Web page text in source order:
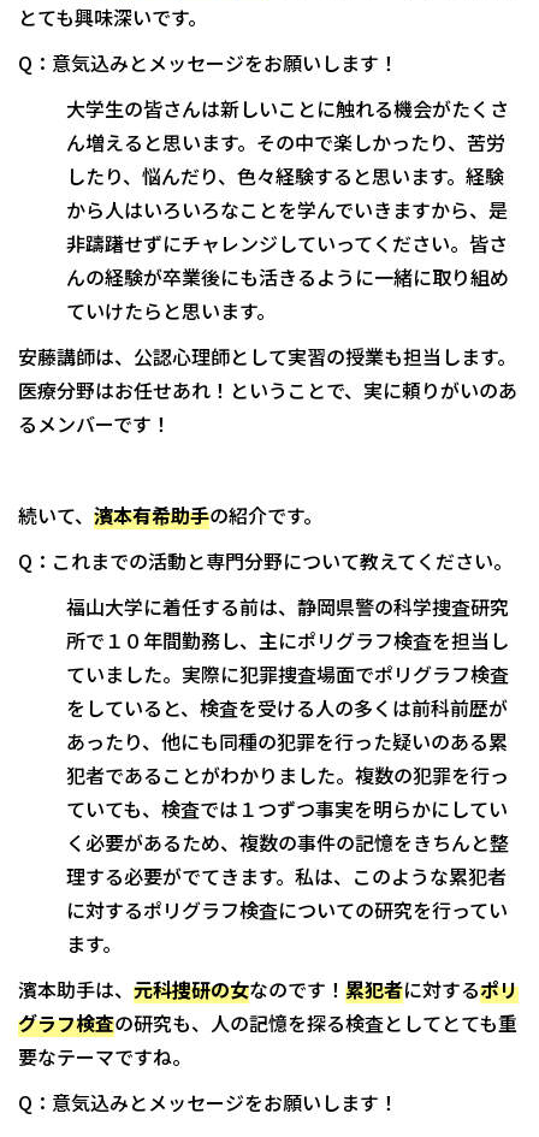
とても興味深いです。
Q：意気込みとメッセージをお願いします！
大学生の皆さんは新しいことに触れる機会がたくさ
ん増えると思います。その中で楽しかったり、苦労
したり、悩んだり、色々経験すると思います。経験
から人はいろいろなことを学んでいきますから、是
非躊躇せずにチャレンジしていってください。皆さ
んの経験が卒業後にも活きるように一緒に取り組め
ていけたらと思います。
安藤講師は、公認心理師として実習の授業も担当します。
医療分野はお任せあれ！ということで、実に頼りがいのあ
るメンバーです！
続いて、 濱本有希助手の紹介です。
Q：これまでの活動と専門分野について教えてください。
福山大学に着任する前は、静岡県警の科学捜査研究
所で１０年間勤務し、主にポリグラフ検査を担当し
ていました。実際に犯罪捜査場面でポリグラフ検査
をしていると、検査を受ける人の多くは前科前歴が
あったり、他にも同種の犯罪を行った疑いのある累
犯者であることがわかりました。複数の犯罪を行っ
ていても、検査では１つずつ事実を明らかにしてい
く必要があるため、複数の事件の記憶をきちんと整
理する必要がでてきます。私は、このような累犯者
に対するポリグラフ検査についての研究を行ってい
ます。
濱本助手は、 元科捜研の女なのです！ 累犯者に対するポリ
グラフ検査の研究も、人の記憶を探る検査としてとても重
要なテーマですね。
Q：意気込みとメッセージをお願いします！